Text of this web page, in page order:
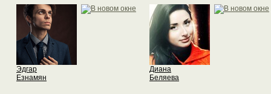
Эдгар
Езнамян
Диана
Беляева